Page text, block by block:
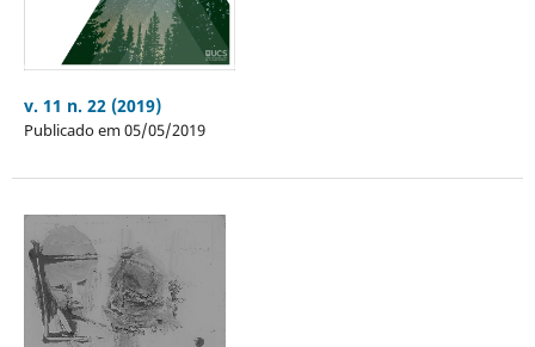
v. 11 n. 22 (2019)
Publicado em 05/05/2019